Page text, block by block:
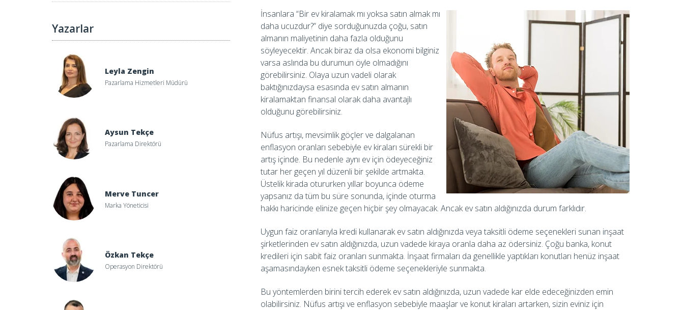
Yazarlar
Leyla Zengin
Pazarlama Hizmetleri Müdürü
Aysun Tekçe
Pazarlama Direktörü
Merve Tuncer
Marka Yöneticisi
Özkan Tekçe
Operasyon Direktörü
İnsanlara “Bir ev kiralamak mı yoksa satın almak mı
daha ucuzdur?” diye sorduğunuzda çoğu, satın
almanın maliyetinin daha fazla olduğunu
söyleyecektir. Ancak biraz da olsa ekonomi bilginiz
varsa aslında bu durumun öyle olmadığını
görebilirsiniz. Olaya uzun vadeli olarak
baktığınızdaysa esasında ev satın almanın
kiralamaktan finansal olarak daha avantajlı
olduğunu görebilirsiniz.
Nüfus artışı, mevsimlik göçler ve dalgalanan
enflasyon oranları sebebiyle ev kiraları sürekli bir
artış içinde. Bu nedenle aynı ev için ödeyeceğiniz
tutar her geçen yıl düzenli bir şekilde artmakta.
Üstelik kirada otururken yıllar boyunca ödeme
yapsanız da tüm bu süre sonunda, içinde oturma
hakkı haricinde elinize geçen hiçbir şey olmayacak. Ancak ev satın aldığınızda durum farklıdır.
Uygun faiz oranlarıyla kredi kullanarak ev satın aldığınızda veya taksitli ödeme seçenekleri sunan inşaat
şirketlerinden ev satın aldığınızda, uzun vadede kiraya oranla daha az ödersiniz. Çoğu banka, konut
kredileri için sabit faiz oranları sunmakta. İnşaat firmaları da genellikle yaptıkları konutları henüz inşaat
aşamasındayken esnek taksitli ödeme seçenekleriyle sunmakta.
Bu yöntemlerden birini tercih ederek ev satın aldığınızda, uzun vadede kar elde edeceğinizden emin
olabilirsiniz. Nüfus artışı ve enflasyon sebebiyle maaşlar ve konut kiraları artarken, sizin eviniz için